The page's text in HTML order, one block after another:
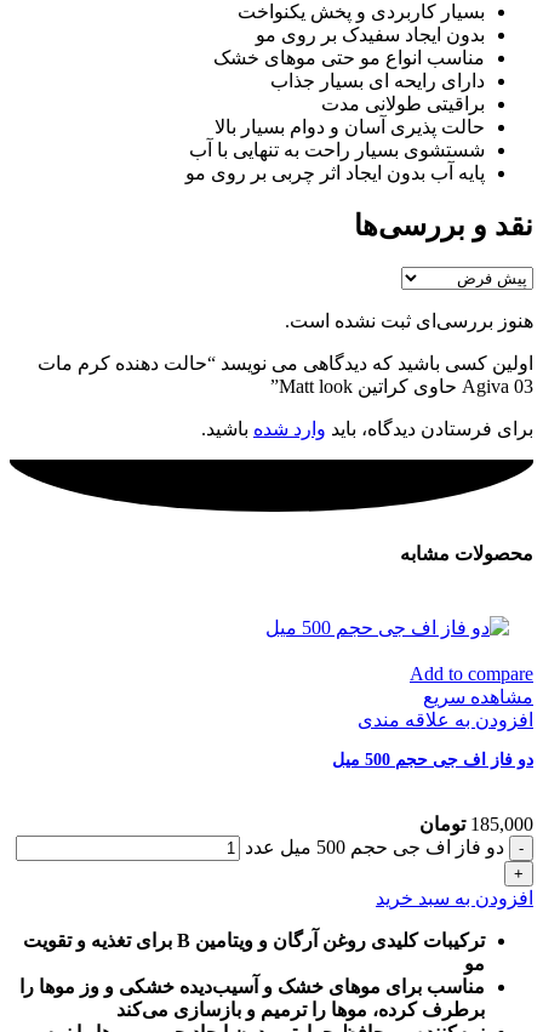
بسیار کاربردی و پخش یکنواخت
بدون ایجاد سفیدک بر روی مو
مناسب انواع مو حتی موهای خشک
دارای رایحه ای بسیار جذاب
براقیتی طولانی مدت
حالت پذیری آسان و دوام بسیار بالا
شستشوی بسیار راحت به تنهایی با آب
پایه آب بدون ایجاد اثر چربی بر روی مو
نقد و بررسی‌ها
هنوز بررسی‌ای ثبت نشده است.
اولین کسی باشید که دیدگاهی می نویسد “حالت دهنده کرم مات
Agiva 03 حاوی کراتین Matt look”
برای فرستادن دیدگاه، باید وارد شده باشید.
محصولات مشابه
Add to compare
مشاهده سریع
افزودن به علاقه مندی
دو فاز اف جی حجم 500 میل
185,000 تومان
دو فاز اف جی حجم 500 میل عدد
افزودن به سبد خرید
ترکیبات کلیدی روغن آرگان و ویتامین B برای تغذیه و تقویت
مو
مناسب برای موهای خشک و آسیب‌دیده خشکی و وز موها را
برطرف کرده، موها را ترمیم و بازسازی می‌کند